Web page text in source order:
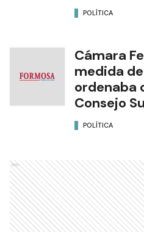
POLÍTICA
Cámara
medida
ordenaba
Consejo
POLÍTICA
Ads